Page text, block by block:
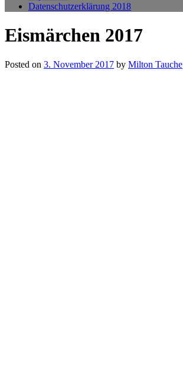
Datenschutzerklärung 2018
Eismärchen 2017
Posted on 3. November 2017 by Milton Tauche